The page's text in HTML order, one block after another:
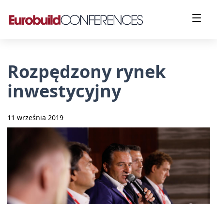
Rozpędzony rynek
inwestycyjny
11 września 2019